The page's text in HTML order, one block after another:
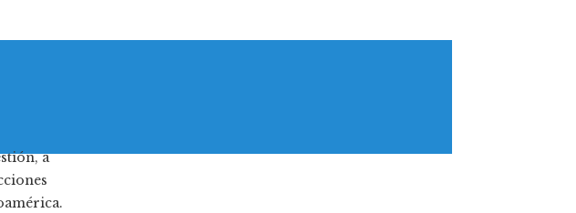
a